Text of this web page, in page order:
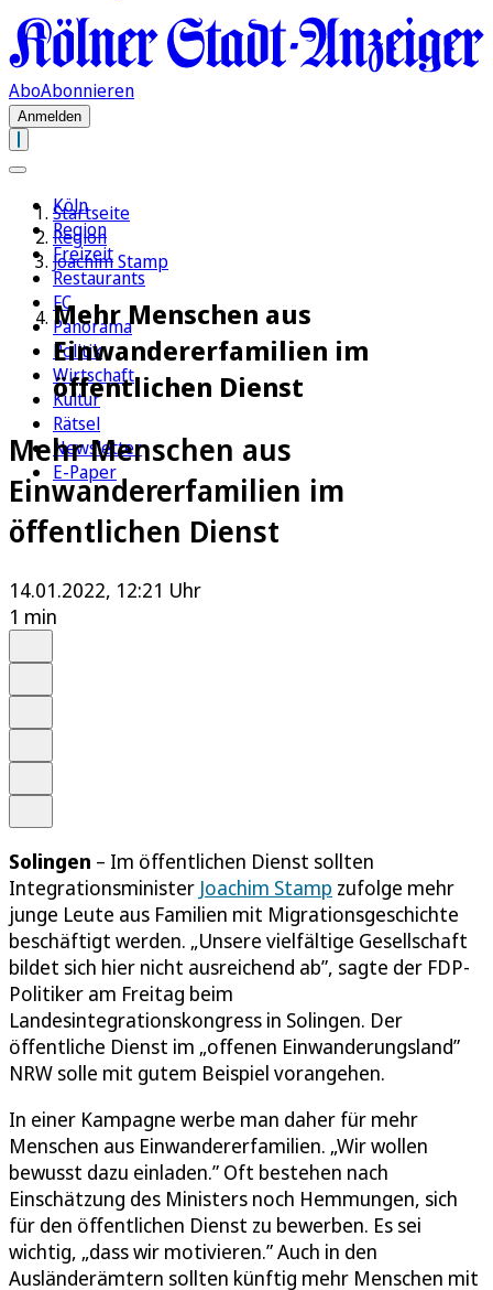
AboAbonnieren
Anmelden
Köln
Region
Freizeit
Restaurants
FC
Panorama
Politik
Wirtschaft
Kultur
Rätsel
Newsletter
E-Paper
Startseite
Region
Joachim Stamp
Mehr Menschen aus
Einwandererfamilien im
öffentlichen Dienst
Mehr Menschen aus
Einwandererfamilien im
öffentlichen Dienst
14.01.2022, 12:21 Uhr
1 min
Solingen – Im öffentlichen Dienst sollten
Integrationsminister Joachim Stamp zufolge mehr
junge Leute aus Familien mit Migrationsgeschichte
beschäftigt werden. „Unsere vielfältige Gesellschaft
bildet sich hier nicht ausreichend ab”, sagte der FDP-
Politiker am Freitag beim
Landesintegrationskongress in Solingen. Der
öffentliche Dienst im „offenen Einwanderungsland”
NRW solle mit gutem Beispiel vorangehen.
In einer Kampagne werbe man daher für mehr
Menschen aus Einwandererfamilien. „Wir wollen
bewusst dazu einladen.” Oft bestehen nach
Einschätzung des Ministers noch Hemmungen, sich
für den öffentlichen Dienst zu bewerben. Es sei
wichtig, „dass wir motivieren.” Auch in den
Ausländerämtern sollten künftig mehr Menschen mit